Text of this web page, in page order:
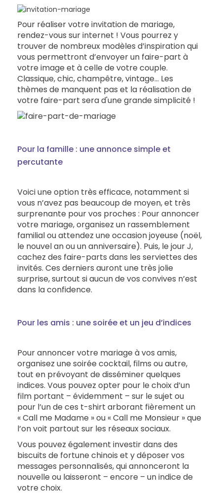
Pour réaliser votre invitation de mariage,
rendez-vous sur internet ! Vous pourrez y
trouver de nombreux modèles d’inspiration qui
vous permettront d’envoyer un faire-part à
votre image et à celle de votre couple.
Classique, chic, champêtre, vintage... Les
thèmes de manquent pas et la réalisation de
votre faire-part sera d'une grande simplicité !
Pour la famille : une annonce simple et
percutante
Voici une option très efficace, notamment si
vous n’avez pas beaucoup de moyen, et très
surprenante pour vos proches : Pour annoncer
votre mariage, organisez un rassemblement
familial ou attendez une occasion joyeuse (noël,
le nouvel an ou un anniversaire). Puis, le jour J,
cachez des faire-parts dans les serviettes des
invités. Ces derniers auront une très jolie
surprise, surtout si aucun de vos convives n’est
dans la confidence.
Pour les amis : une soirée et un jeu d’indices
Pour annoncer votre mariage à vos amis,
organisez une soirée cocktail, films ou autre,
tout en prévoyant de disséminer quelques
indices. Vous pouvez opter pour le choix d’un
film portant – évidemment – sur le sujet ou
pour l’un de ces t-shirt arborant fièrement un
« Call me Madame » ou « Call me Monsieur » que
l’on voit partout sur les réseaux sociaux.
Vous pouvez également investir dans des
biscuits de fortune chinois et y déposer vos
messages personnalisés, qui annonceront la
nouvelle ou laisseront – encore – un indice de
votre choix.